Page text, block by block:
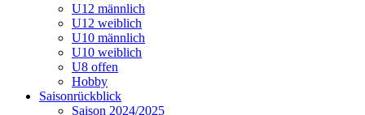
U12 männlich
U12 weiblich
U10 männlich
U10 weiblich
U8 offen
Hobby
Saisonrückblick
Saison 2024/2025